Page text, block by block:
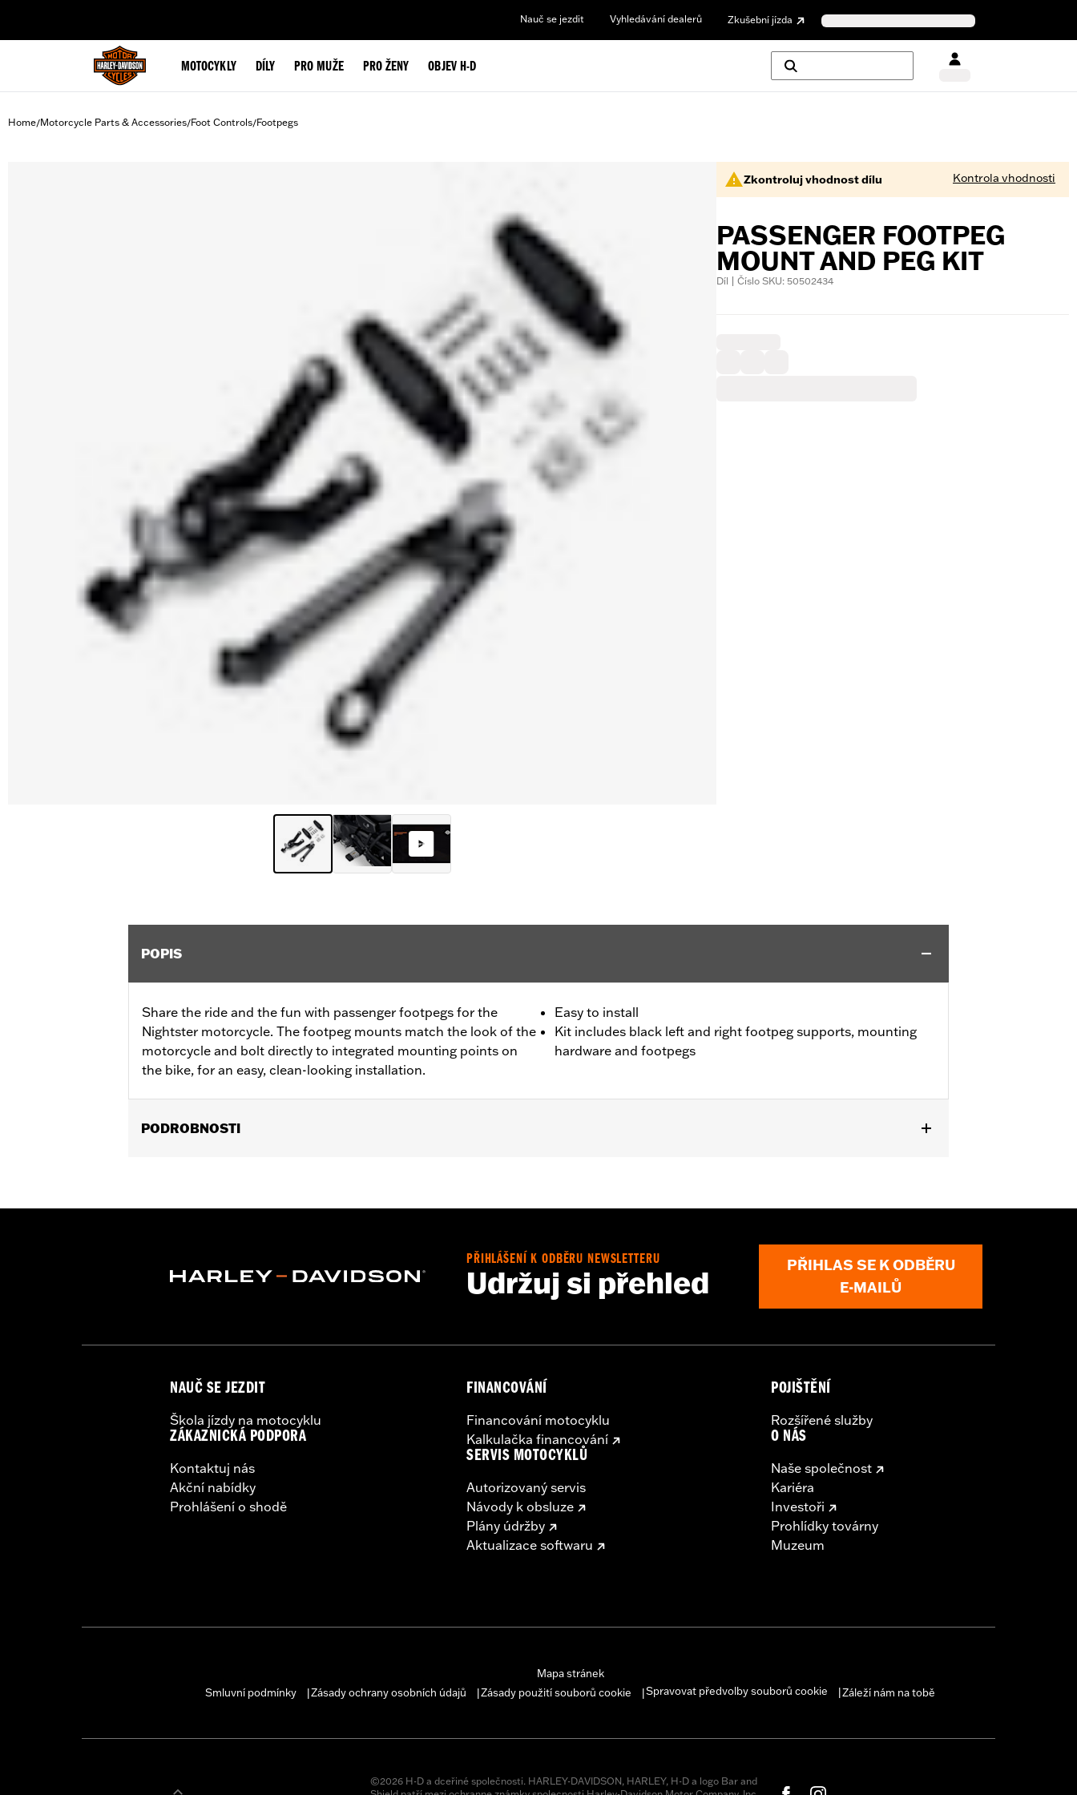
Nauč se jezdit Vyhledávání dealerů Zkušební jízda
MOTOCYKLY DÍLY PRO MUŽE PRO ŽENY OBJEV H-D
Home/Motorcycle Parts & Accessories/Foot Controls/Footpegs
Zkontroluj vhodnost dílu Kontrola vhodnosti
PASSENGER FOOTPEG
MOUNT AND PEG KIT
Díl | Číslo SKU: 50502434
POPIS
Share the ride and the fun with passenger footpegs for the
Nightster motorcycle. The footpeg mounts match the look of the
motorcycle and bolt directly to integrated mounting points on
the bike, for an easy, clean-looking installation.
Easy to install
Kit includes black left and right footpeg supports, mounting
hardware and footpegs
PODROBNOSTI
Sold In Units:Pair
PŘIHLÁŠENÍ K ODBĚRU NEWSLETTERU
Udržuj si přehled
PŘIHLAS SE K ODBĚRU
E-MAILŮ
NAUČ SE JEZDIT
Škola jízdy na motocyklu
ZÁKAZNICKÁ PODPORA
Kontaktuj nás
Akční nabídky
Prohlášení o shodě
FINANCOVÁNÍ
Financování motocyklu
Kalkulačka financování
SERVIS MOTOCYKLŮ
Autorizovaný servis
Návody k obsluze
Plány údržby
Aktualizace softwaru
POJIŠTĚNÍ
Rozšířené služby
O NÁS
Naše společnost
Kariéra
Investoři
Prohlídky továrny
Muzeum
Mapa stránek
Smluvní podmínky
Zásady ochrany osobních údajů Zásady použití souborů cookie Spravovat předvolby souborů cookie Záleží nám na tobě
©2026 H-D a dceřiné společnosti. HARLEY-DAVIDSON, HARLEY, H-D a logo Bar and